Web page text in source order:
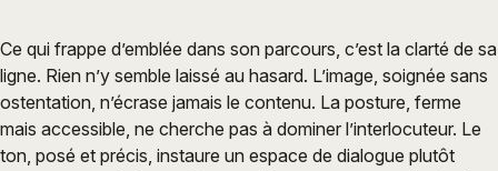
Ce qui frappe d’emblée dans son parcours, c’est la clarté de sa
ligne. Rien n’y semble laissé au hasard. L’image, soignée sans
ostentation, n’écrase jamais le contenu. La posture, ferme
mais accessible, ne cherche pas à dominer l’interlocuteur. Le
ton, posé et précis, instaure un espace de dialogue plutôt